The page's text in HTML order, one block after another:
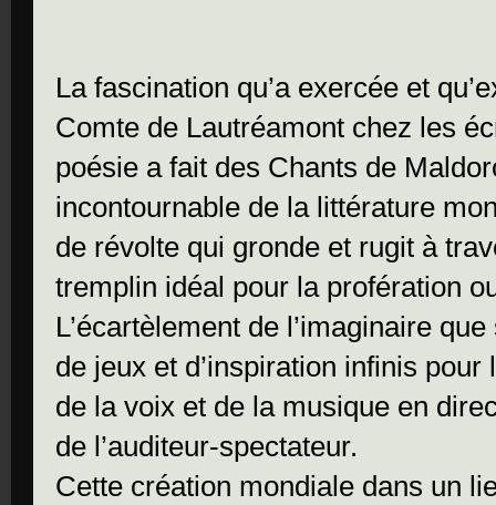
La fascination qu’a exercée et
Comte de Lautréamont chez les
poésie a fait des Chants de
incontournable de la littérature
de révolte qui gronde et rugit à
tremplin idéal pour la profération
L’écartèlement de l’imaginaire
de jeux et d’inspiration infinis
de la voix et de la musique en
de l’auditeur-spectateur.
Cette création mondiale dans un